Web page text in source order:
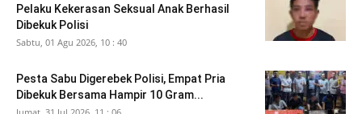
Pelaku Kekerasan Seksual Anak Berhasil
Dibekuk Polisi
Sabtu, 01 Agu 2026, 10 : 40
Pesta Sabu Digerebek Polisi, Empat Pria
Dibekuk Bersama Hampir 10 Gram...